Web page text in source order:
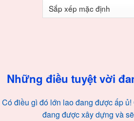
dungNhững điều tuyệt vời
Có điều gì đó lớn lao đang được ấp
đang được xây dựng và